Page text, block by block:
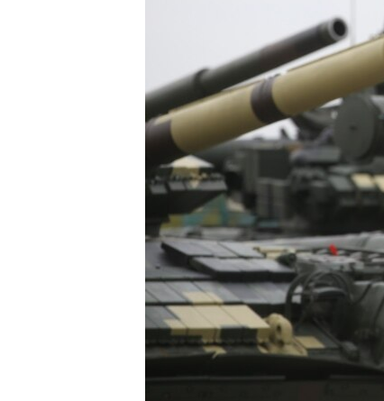
УКРАИНСКАЯ ПРОБЛЕМА КРЫМА